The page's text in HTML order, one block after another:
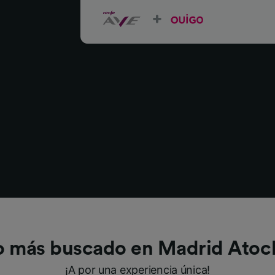
más buscado en Madrid
¡A por una experiencia única!